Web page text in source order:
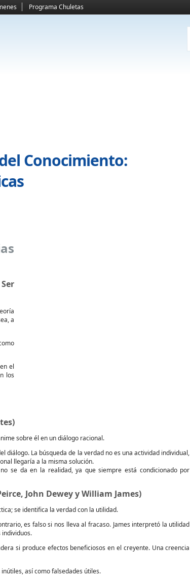
Programa Chuletas
Conocimiento:
a
el
los
sobre él en un diálogo racional.
diálogo. La búsqueda de la verdad no es una actividad individual,
llegaría a la misma solución.
se da en la realidad, ya que siempre está condicionado por
John Dewey y William James)
se identifica la verdad con la utilidad.
es falso si nos lleva al fracaso. James interpretó la utilidad
si produce efectos beneficiosos en el creyente. Una creencia
así como falsedades útiles.